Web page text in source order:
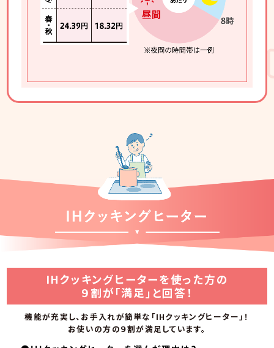
IHクッキングヒーターを使った方の
９割が「満足」と回答！
機能が充実し、お手入れが簡単な「IHクッキングヒーター」！
お使いの方の９割が満足しています。